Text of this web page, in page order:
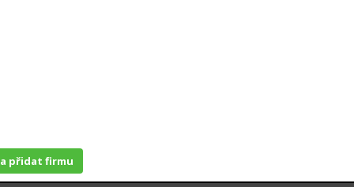
přidat firmu